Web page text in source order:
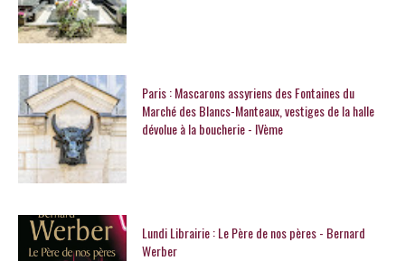
Paris : Mascarons assyriens des Fontaines du
Marché des Blancs-Manteaux, vestiges de la halle
dévolue à la boucherie - IVème
Lundi Librairie : Le Père de nos pères - Bernard
Werber